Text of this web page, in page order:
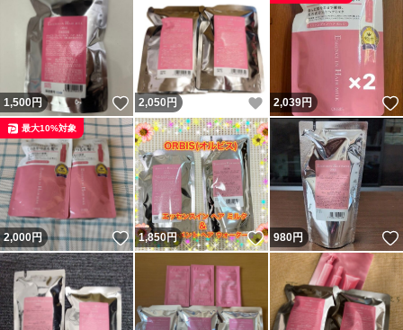
1,500円 いいね！
2,050 円 いいね！
2,039円
2,000円 いいね！
最大10%対象
1,850円 いいね！
980円